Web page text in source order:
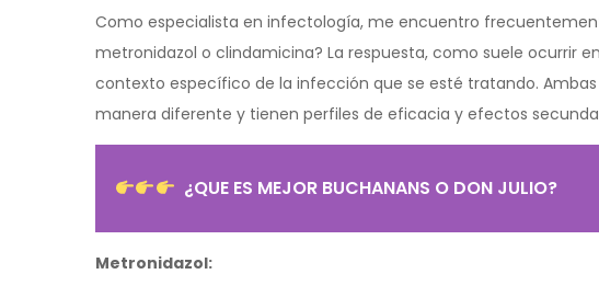
Como especialista en infectología, me encuentro
metronidazol o clindamicina? La respuesta, como suele ocurrir
contexto específico de la infección que se esté tratando.
manera diferente y tienen perfiles de eficacia y efectos
¿QUE ES MEJOR BUCHANANS O DON JULIO?
Metronidazol: